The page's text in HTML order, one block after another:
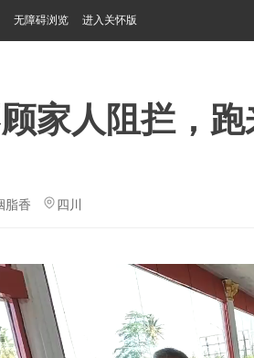
无障碍浏览 进入关怀版
家人阻拦，
脂香 四川